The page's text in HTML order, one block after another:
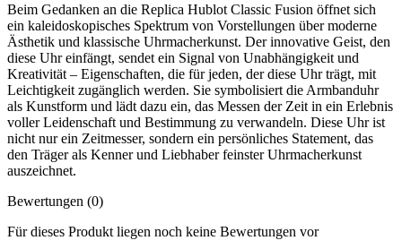
Beim Gedanken an die Replica Hublot Classic Fusion öffnet sich
ein kaleidoskopisches Spektrum von Vorstellungen über moderne
Ästhetik und klassische Uhrmacherkunst. Der innovative Geist, den
diese Uhr einfängt, sendet ein Signal von Unabhängigkeit und
Kreativität – Eigenschaften, die für jeden, der diese Uhr trägt, mit
Leichtigkeit zugänglich werden. Sie symbolisiert die Armbanduhr
als Kunstform und lädt dazu ein, das Messen der Zeit in ein Erlebnis
voller Leidenschaft und Bestimmung zu verwandeln. Diese Uhr ist
nicht nur ein Zeitmesser, sondern ein persönliches Statement, das
den Träger als Kenner und Liebhaber feinster Uhrmacherkunst
auszeichnet.
Bewertungen (0)
Für dieses Produkt liegen noch keine Bewertungen vor